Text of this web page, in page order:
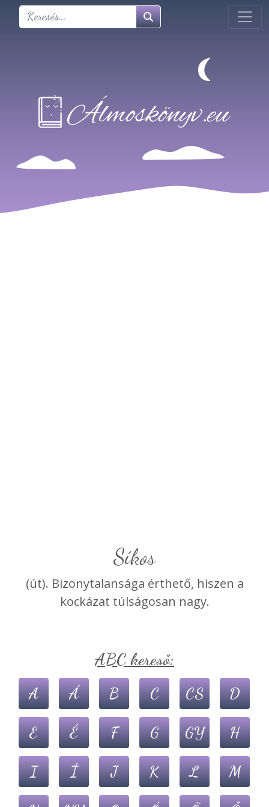
Síkos
(út). Bizonytalansága érthető, hiszen a
kockázat túlságosan nagy.
ABC kereső:
A Á B C CS D
E É F G GY H
I Í J K L M